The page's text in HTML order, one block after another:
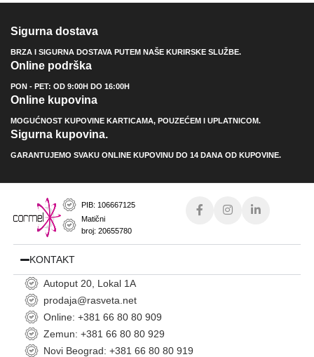
Sigurna dostava
BRZA I SIGURNA DOSTAVA PUTEM NAŠE KURIRSKE SLUŽBE.
Online podrška
PON - PET: OD 9:00H DO 16:00H
Online kupovina
MOGUĆNOST KUPOVINE KARTICAMA, POUZEĆEM I UPLATNICOM.
Sigurna kupovina.
GARANTUJEMO SVAKU ONLINE KUPOVINU DO 14 DANA OD KUPOVINE.
PIB: 106667125
Matični
broj: 20655780
KONTAKT
Autoput 20, Lokal 1A
prodaja@rasveta.net
Online: +381 66 80 80 909
Zemun: +381 66 80 80 929
Novi Beograd: +381 66 80 80 919